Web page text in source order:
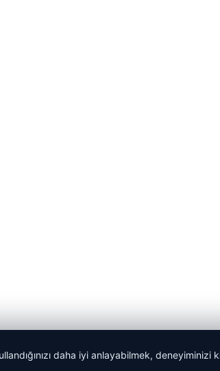
Haberler
daha iyi anlayabilmek,